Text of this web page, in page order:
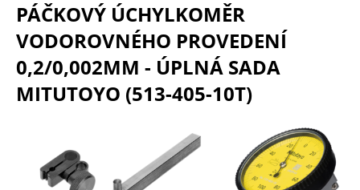
PÁČKOVÝ ÚCHYLKOMĚR
VODOROVNÉHO PROVEDENÍ
0,2/0,002MM - ÚPLNÁ SADA
MITUTOYO (513-405-10T)